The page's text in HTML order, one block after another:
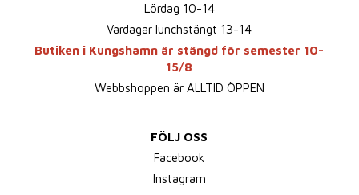
Lördag 10-14
Vardagar lunchstängt 13-14
Butiken i Kungshamn är stängd för semester 10-
15/8
Webbshoppen är ALLTID ÖPPEN
FÖLJ OSS
Facebook
Instagram